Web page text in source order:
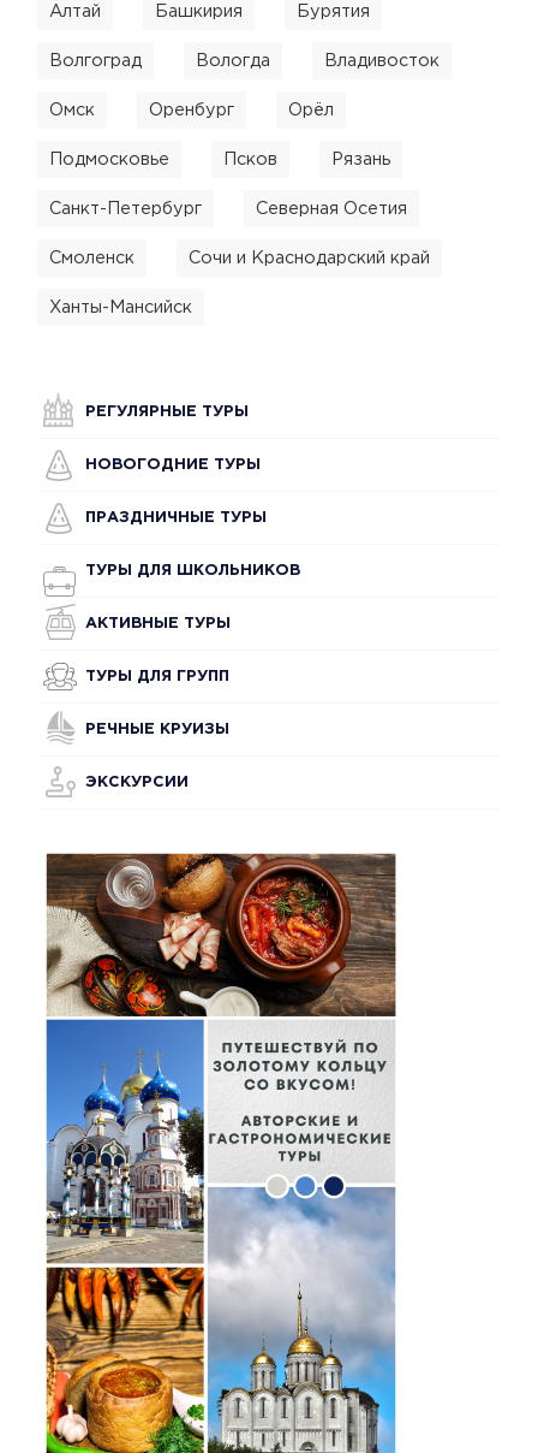
Алтай Башкирия Бурятия
Волгоград Вологда Владивосток
Омск Оренбург Орёл
Подмосковье Псков Рязань
Санкт-Петербург Северная Осетия
Смоленск Сочи и Краснодарский край
Ханты-Мансийск
РЕГУЛЯРНЫЕ ТУРЫ
НОВОГОДНИЕ ТУРЫ
ПРАЗДНИЧНЫЕ ТУРЫ
ТУРЫ ДЛЯ ШКОЛЬНИКОВ
АКТИВНЫЕ ТУРЫ
ТУРЫ ДЛЯ ГРУПП
РЕЧНЫЕ КРУИЗЫ
ЭКСКУРСИИ